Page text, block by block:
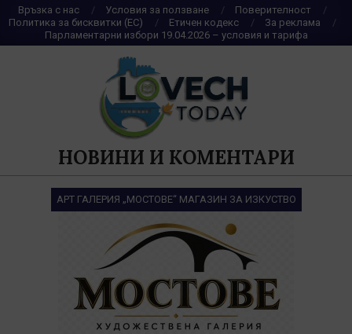
Skip
to
content
Връзка с нас Условия за ползване
Поверителност
Политика за бисквитки (ЕС)
Етичен кодекс
За реклама
Парламентарни избори 19.04.2026 – условия и тарифа
НОВИНИ И КОМЕНТАРИ
АРТ ГАЛЕРИЯ „МОСТОВЕ“ МАГАЗИН ЗА ИЗКУСТВО